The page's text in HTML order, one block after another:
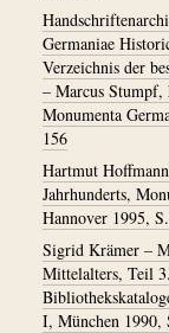
Germaniae
Verzeichnis der
– Marcus Stumpf,
Monumenta
156
Hartmut
Jahrhunderts,
Hannover 1995,
Sigrid Krämer –
Mittelalters, Teil
I, München 1990,